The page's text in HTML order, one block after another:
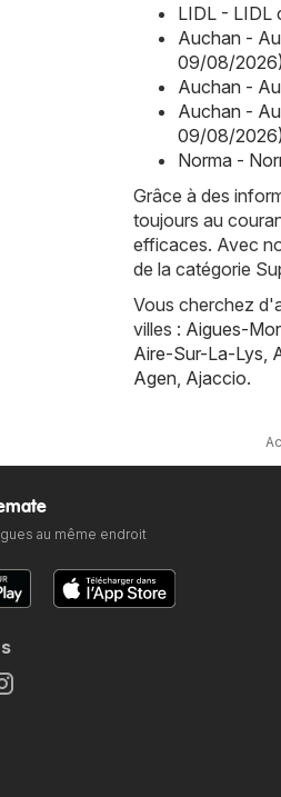
LIDL - LIDL
Auchan -
09/08/2026)
Auchan -
Auchan -
09/08/2026)
Norma -
Grâce à des
toujours au
efficaces. Avec
de la catégorie
Vous cherchez
villes : Aigues-
Aire-Sur-La-Lys
Agen Ajaccio.
au même endroit